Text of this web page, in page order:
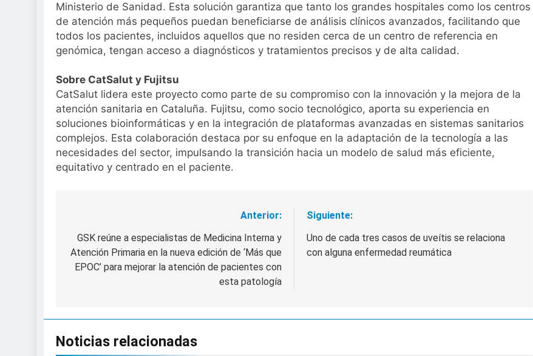
Ministerio de Sanidad. Esta solución garantiza que tanto los grandes hospitales como los centros
de atención más pequeños puedan beneficiarse de análisis clínicos avanzados, facilitando que
todos los pacientes, incluidos aquellos que no residen cerca de un centro de referencia en
genómica, tengan acceso a diagnósticos y tratamientos precisos y de alta calidad.
Sobre CatSalut y Fujitsu
CatSalut lidera este proyecto como parte de su compromiso con la innovación y la mejora de la
atención sanitaria en Cataluña. Fujitsu, como socio tecnológico, aporta su experiencia en
soluciones bioinformáticas y en la integración de plataformas avanzadas en sistemas sanitarios
complejos. Esta colaboración destaca por su enfoque en la adaptación de la tecnología a las
necesidades del sector, impulsando la transición hacia un modelo de salud más eficiente,
equitativo y centrado en el paciente.
de
entradas
Anterior:
GSK reúne a especialistas de Medicina Interna y
Atención Primaria en la nueva edición de ‘Más que
EPOC’ para mejorar la atención de pacientes con
esta patología
Siguiente:
Uno de cada tres casos de uveítis se relaciona
con alguna enfermedad reumática
Noticias relacionadas